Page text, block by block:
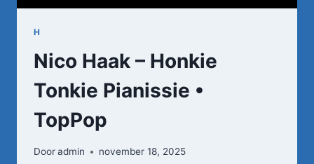
H
Nico Haak – Honkie
Tonkie Pianissie •
TopPop
Dooradmin november 18, 2025